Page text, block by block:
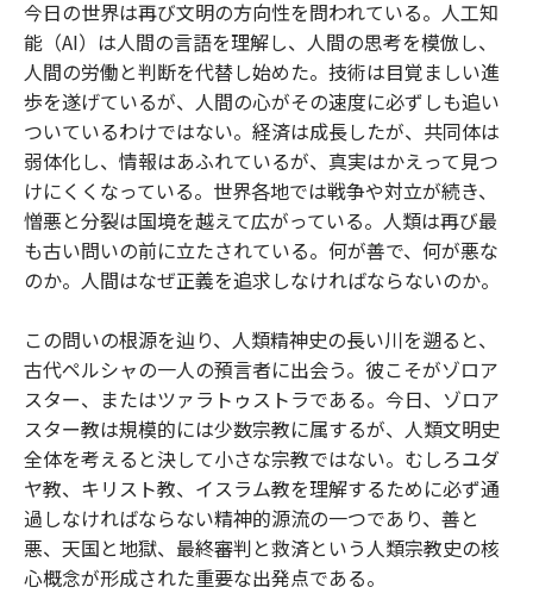
今日の世界は再び文明の方向性を問われている。人工知
能（AI）は人間の言語を理解し、人間の思考を模倣し、
人間の労働と判断を代替し始めた。技術は目覚ましい進
歩を遂げているが、人間の心がその速度に必ずしも追い
ついているわけではない。経済は成長したが、共同体は
弱体化し、情報はあふれているが、真実はかえって見つ
けにくくなっている。世界各地では戦争や対立が続き、
憎悪と分裂は国境を越えて広がっている。人類は再び最
も古い問いの前に立たされている。何が善で、何が悪な
のか。人間はなぜ正義を追求しなければならないのか。
この問いの根源を辿り、人類精神史の長い川を遡ると、
古代ペルシャの一人の預言者に出会う。彼こそがゾロア
スター、またはツァラトゥストラである。今日、ゾロア
スター教は規模的には少数宗教に属するが、人類文明史
全体を考えると決して小さな宗教ではない。むしろユダ
ヤ教、キリスト教、イスラム教を理解するために必ず通
過しなければならない精神的源流の一つであり、善と
悪、天国と地獄、最終審判と救済という人類宗教史の核
心概念が形成された重要な出発点である。